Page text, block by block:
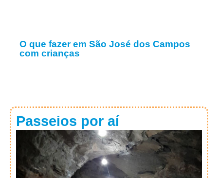
O que fazer em São José dos Campos
com crianças
Passeios por aí